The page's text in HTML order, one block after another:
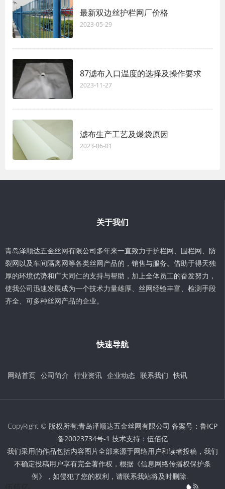
最新双边丝护栏网厂价格
2023-05-29
87滤布入口温度的选择及操作要求
2023-11-27
滤布生产工艺及爆袋原因
2023-06-01
关于我们
青岛泽顺达五金丝网有限公司多年来一直致力于护栏网、围栏网、防
裂网以及车间隔离网等各类丝网产品的，销售与服务。借助于得天独
厚的环境优势和广大同仁的支持与帮助，加上全体员工的奋发努力，
使我公司迅速发展成为一个技术力量雄厚、丝网经验丰富、检测手段
齐全、可多种丝网产品的企业。
快速导航
网站首页 公司简介 行业资讯 企业动态 联系我们 快讯
CopyRight © 版权所有:青岛泽顺达五金丝网有限公司 备案号： 鲁ICP
备20023734号-1 技术支持： 伍佰亿
我们采用的作品包括内容图片全部来源于网络用户和读者投稿，我们
不确定投稿用户享有完全著作权，根据《信息网络传播权保护条
例》，如侵犯了您的权利，请联系我站将及时删除。